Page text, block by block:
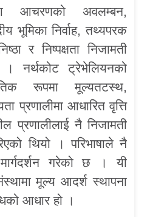
आचरणको अवलम्बन,
भूमिका निर्वाह, तथ्यपरक
र निष्पक्षता निजामती
। नर्थकोट ट्रेभेलियनको
रूपमा मूल्यतटस्थ,
प्रणालीमा आधारित वृत्ति
प्रणालीलाई नै निजामती
थियो । परिभाषाले नै
मार्गदर्शन गरेको छ । यी
मूल्य आदर्श स्थापना
आधार हो ।